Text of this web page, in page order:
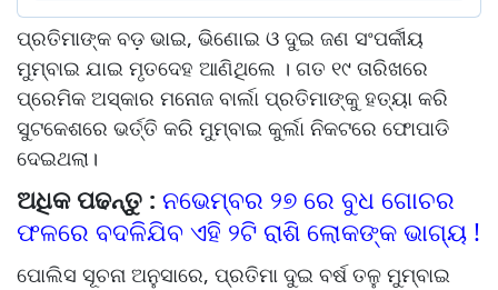
ପ୍ରତିମାଙ୍କ ବଡ଼ ଭାଇ, ଭିଣୋଇ ଓ ଦୁଇ ଜଣ ସଂପର୍କୀୟ
ମୁମ୍ବାଇ ଯାଇ ମୃତଦେହ ଆଣିଥିଲେ । ଗତ ୧୯ ତାରିଖରେ
ପ୍ରେମିକ ଅସ୍କାର ମନୋଜ ବାର୍ଲା ପ୍ରତିମାଙ୍କୁ ହତ୍ୟା କରି
ସୁଟକେଶରେ ଭର୍ତ୍ତି କରି ମୁମ୍ବାଇ କୁର୍ଲା ନିକଟରେ ଫୋପାଡି
ଦେଇଥଲା।
ଅଧିକ ପଢନ୍ତୁ : ନଭେମ୍ବର ୨୭ ରେ ବୁଧ ଗୋଚର
ଫଳରେ ବଦଳିଯିବ ଏହି ୨ଟି ରାଶି ଲୋକଙ୍କ ଭାଗ୍ୟ !
ପୋଲିସ ସୂଚନା ଅନୁସାରେ, ପ୍ରତିମା ଦୁଇ ବର୍ଷ ତଳୁ ମୁମ୍ବାଇ